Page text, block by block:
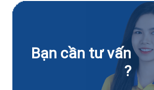
Bạn cần tư vấn
?